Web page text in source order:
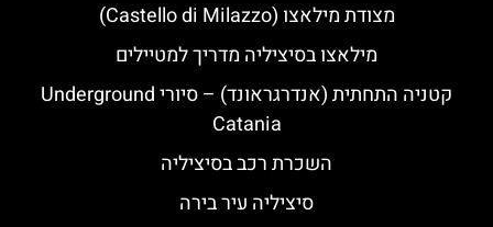
מצודת מילאצו (Castello di Milazzo)
מילאצו בסיציליה מדריך למטיילים
קטניה התחתית (אנדרגראונד) – סיורי Underground
Catania
השכרת רכב בסיציליה
סיציליה עיר בירה